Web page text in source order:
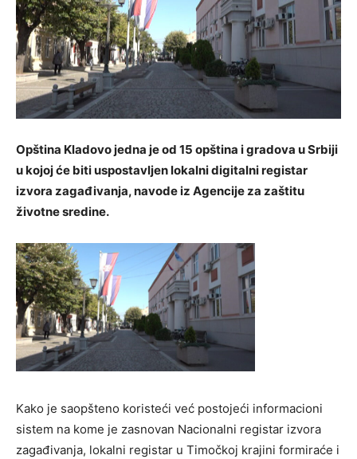
Opština Kladovo jedna je od 15 opština i gradova u Srbiji
u kojoj će biti uspostavljen lokalni digitalni registar
izvora zagađivanja, navode iz Agencije za zaštitu
životne sredine.
Kako je saopšteno koristeći već postojeći informacioni
sistem na kome je zasnovan Nacionalni registar izvora
zagađivanja, lokalni registar u Timočkoj krajini formiraće i